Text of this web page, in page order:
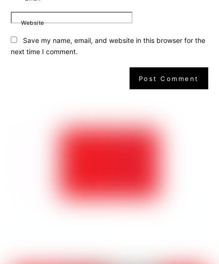
Website
Save my name, email, and website in this browser for the
next time I comment.